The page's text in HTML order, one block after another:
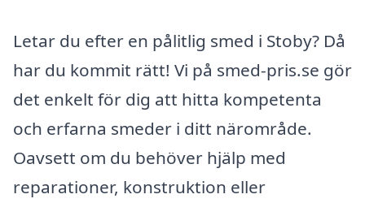
Letar du efter en pålitlig smed i Stoby? Då
har du kommit rätt! Vi på smed-pris.se gör
det enkelt för dig att hitta kompetenta
och erfarna smeder i ditt närområde.
Oavsett om du behöver hjälp med
reparationer, konstruktion eller